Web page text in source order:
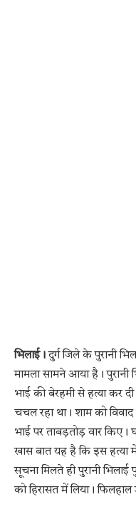
भिलाई।दुर्ग जिले के पुरानी
मामला सामने आया है। पुरानी
भाई की बेरहमी से हत्या कर
चचल रहा था। शाम को
भाई पर ताबड़तोड़ वार किए।
खास बात यह है कि इस हत्या
सूचना मिलते ही पुरानी
को हिरासत में लिया।